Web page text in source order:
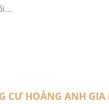
CƯ HOÀNG ANH GIA